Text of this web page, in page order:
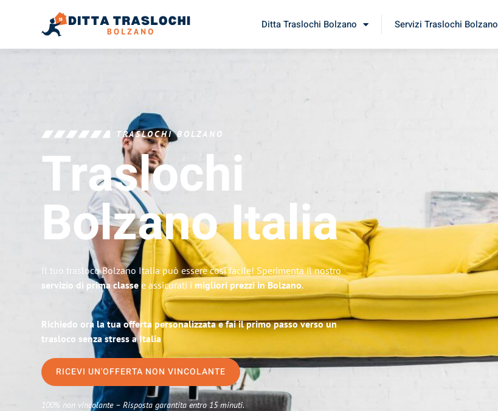
Ditta Traslochi Bolzano Servizi Traslochi Bolzano
TRASLOCHI BOLZANO
Traslochi
BolzanoItalia
Il tuo trasloco Bolzano Italia può essere così facile! Sperimenta il nostro
servizio di prima classe e assicurati i migliori prezzi in Bolzano.
Richiedo ora la tua offerta personalizzata e fai il primo passo verso un
trasloco senza stress a Italia
RICEVI UN'OFFERTA NON VINCOLANTE
100% non vincolante – Risposta garantita entro 15 minuti.